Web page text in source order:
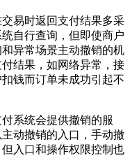
易时返回支付结果多采
自行查询，但即使商户
异常场景主动撤销的机
结果，如网络异常，接
钱而订单未成功引起不
系统会提供撤销的服
动撤销的入口，手动撤
入口和操作权限控制也